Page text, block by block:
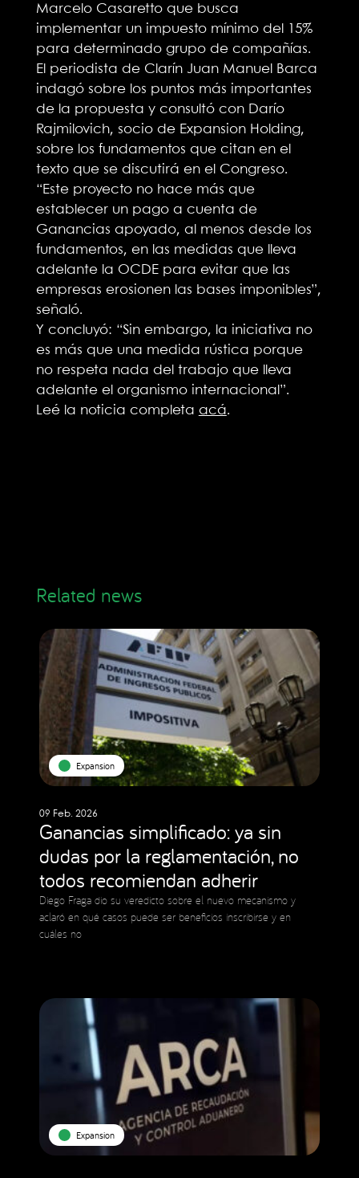
Marcelo Casaretto que busca
implementar un impuesto mínimo del 15%
para determinado grupo de compañías.
El periodista de Clarín Juan Manuel Barca
indagó sobre los puntos más importantes
de la propuesta y consultó con Darío
Rajmilovich, socio de Expansion Holding,
sobre los fundamentos que citan en el
texto que se discutirá en el Congreso.
“Este proyecto no hace más que
establecer un pago a cuenta de
Ganancias apoyado, al menos desde los
fundamentos, en las medidas que lleva
adelante la OCDE para evitar que las
empresas erosionen las bases imponibles”,
señaló.
Y concluyó: “Sin embargo, la iniciativa no
es más que una medida rústica porque
no respeta nada del trabajo que lleva
adelante el organismo internacional”.
Leé la noticia completa acá.
Related news
Expansion
09 Feb. 2026
Ganancias simplificado: ya sin
dudas por la reglamentación, no
todos recomiendan adherir
Diego Fraga dio su veredicto sobre el nuevo mecanismo y
aclaró en qué casos puede ser beneficios inscribirse y en
cuáles no
Expansion